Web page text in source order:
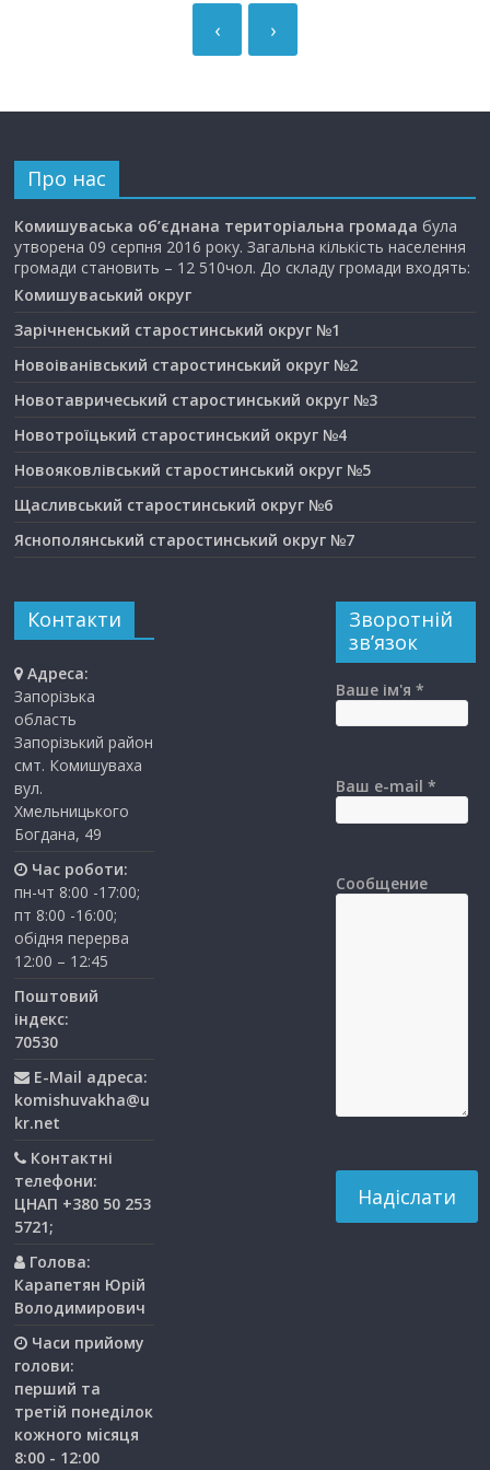
›
‹
Про нас
Комишуваська об’єднана територіальна громада була
утворена 09 серпня 2016 року. Загальна кількість населення
громади становить – 12 510чол. До складу громади входять:
Комишуваський округ
Зарічненський старостинський округ №1
Новоіванівський старостинський округ №2
Новотавричеський старостинський округ №3
Новотроїцький старостинський округ №4
Новояковлівський старостинський округ №5
Щасливський старостинський округ №6
Яснополянський старостинський округ №7
Контакти
Адреса:
Запорізька
область
Запорізький район
смт. Комишуваха
вул.
Хмельницького
Богдана, 49
Час роботи:
пн-чт 8:00 -17:00;
пт 8:00 -16:00;
обідня перерва
12:00 – 12:45
Поштовий
індекс:
70530
E-Mail адреса:
komishuvakha@u
kr.net
Контактні
телефони:
ЦНАП +380 50 253
5721;
Голова:
Карапетян Юрій
Володимирович
Часи прийому
голови:
перший та
третiй понедiлок
кожного мiсяця
8:00 - 12:00
Зворотній
зв’язок
Ваше ім'я *
Ваш e-mail *
Сообщение